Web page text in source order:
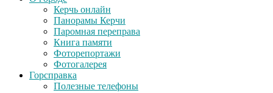
Керчь онлайн
Панорамы Керчи
Паромная переправа
Книга памяти
Фоторепортажи
Фотогалерея
Горсправка
Полезные телефоны